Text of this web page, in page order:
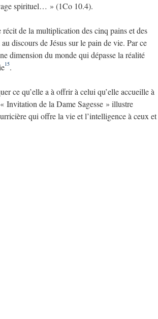
spirituel… » (1Co 10.4).
de la multiplication des cinq pains et des
discours de Jésus sur le pain de vie. Par ce
dimension du monde qui dépasse la réalité
15.
ce qu’elle a à offrir à celui qu’elle accueille à
Invitation de la Dame Sagesse » illustre
qui offre la vie et l’intelligence à ceux et